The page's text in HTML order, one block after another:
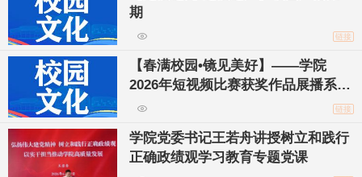
期
链接
【春满校园•镜见美好】——学院
2026年短视频比赛获奖作品展播系列
（二）
链接
学院党委书记王若舟讲授树立和践行
正确政绩观学习教育专题党课